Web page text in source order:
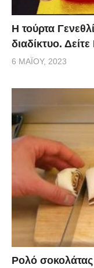
Η τούρτα
διαδίκτυο.
6 ΜΑΪ́ΟΥ, 2023
Ρολό σοκολάτας